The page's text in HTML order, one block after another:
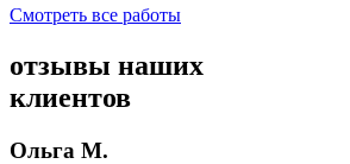
Смотреть все работы
отзывы наших
клиентов
Ольга М.